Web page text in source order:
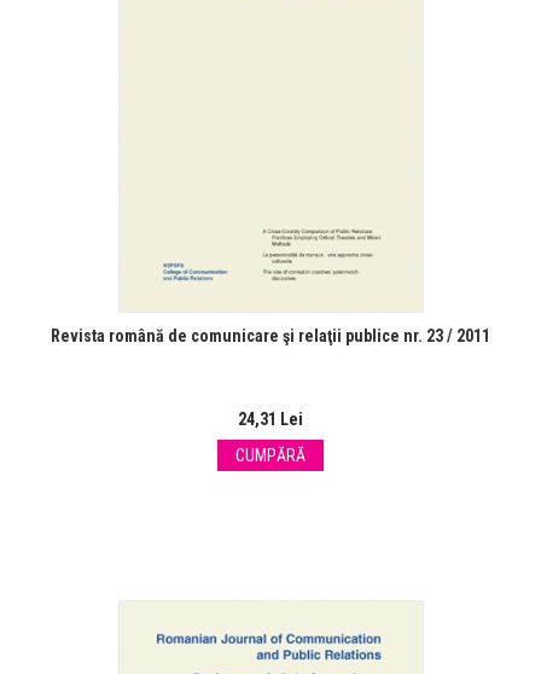
Revista română de comunicare şi relaţii publice nr. 23 / 2011
24,31 Lei
CUMPĂRĂ